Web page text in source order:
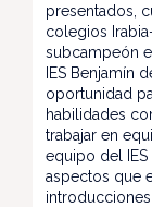
presentados,
colegios
subcampeón
IES Benjamín
oportunidad
habilidades
trabajar en
equipo del
aspectos que